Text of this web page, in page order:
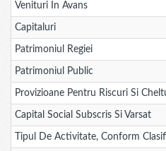
Venituri In Avans
Capitaluri
Patrimoniul Regiei
Patrimoniul Public
Provizioane Pentru Riscuri Si
Capital Social Subscris Si Varsat
Tipul De Activitate, Conform